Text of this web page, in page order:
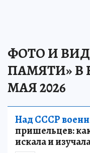
ФОТО И
ПАМЯТИ» В
МАЯ 2026
Над СССР
пришельцев:
искала и